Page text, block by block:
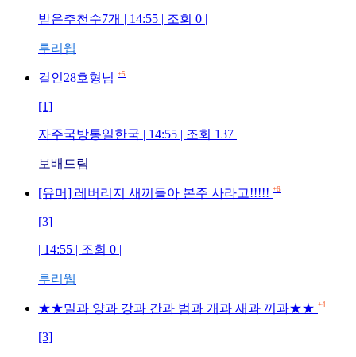
받은추천수7개 | 14:55 | 조회 0 |
루리웹
걸인28호형님 +5
[1]
자주국방통일한국 | 14:55 | 조회 137 |
보배드림
[유머] 레버리지 새끼들아 본주 사라고!!!!! +6
[3]
| 14:55 | 조회 0 |
루리웹
★★밀과 양과 강과 간과 범과 개과 새과 끼과★★ +4
[3]